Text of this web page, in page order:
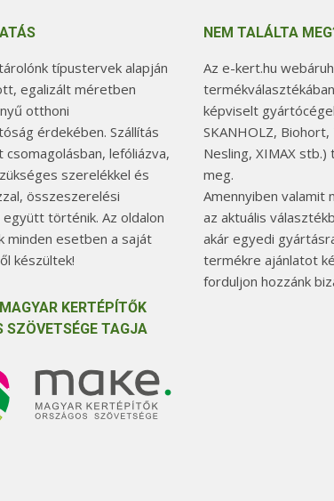
típustervek alapján
egalizált méretben
otthoni
érdekében. Szállítás
lefóliázva,
szerelékkel és
összeszerelési
történik. Az oldalon
minden esetben a saját
készültek!
KERTÉPÍTŐK
SZÖVETSÉGE TAGJA
NEM TALÁLTA
Az e-kert.hu
képviselt
SKANHOLZ,
Nesling, XIMAX
meg.
Amennyiben valamit
az aktuális
akár egyedi
termékre ajánlatot
forduljon hozzánk